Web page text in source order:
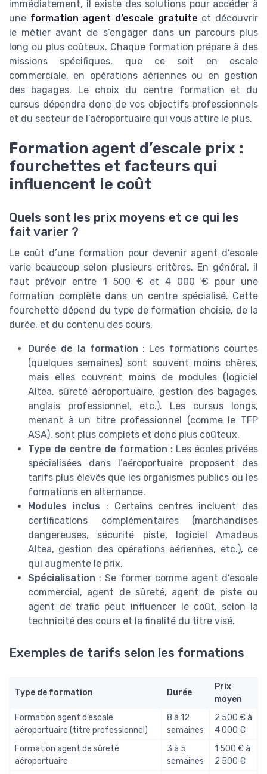
immédiatement, il existe des solutions pour accéder à
une formation agent d’escale gratuite et découvrir
le métier avant de s’engager dans un parcours plus
long ou plus coûteux. Chaque formation prépare à des
missions spécifiques, que ce soit en escale
commerciale, en opérations aériennes ou en gestion
des bagages. Le choix du centre formation et du
cursus dépendra donc de vos objectifs professionnels
et du secteur de l’aéroportuaire qui vous attire le plus.
Formation agent d’escale prix :
fourchettes et facteurs qui
influencent le coût
Quels sont les prix moyens et ce qui les
fait varier ?
Le coût d’une formation pour devenir agent d’escale
varie beaucoup selon plusieurs critères. En général, il
faut prévoir entre 1 500 € et 4 000 € pour une
formation complète dans un centre spécialisé. Cette
fourchette dépend du type de formation choisie, de la
durée, et du contenu des cours.
Durée de la formation : Les formations courtes
(quelques semaines) sont souvent moins chères,
mais elles couvrent moins de modules (logiciel
Altea, sûreté aéroportuaire, gestion des bagages,
anglais professionnel, etc.). Les cursus longs,
menant à un titre professionnel (comme le TFP
ASA), sont plus complets et donc plus coûteux.
Type de centre de formation : Les écoles privées
spécialisées dans l’aéroportuaire proposent des
tarifs plus élevés que les organismes publics ou les
formations en alternance.
Modules inclus : Certains centres incluent des
certifications complémentaires (marchandises
dangereuses, sécurité piste, logiciel Amadeus
Altea, gestion des opérations aériennes, etc.), ce
qui augmente le prix.
Spécialisation : Se former comme agent d’escale
commercial, agent de sûreté, agent de piste ou
agent de trafic peut influencer le coût, selon la
technicité des cours et la finalité du titre visé.
Exemples de tarifs selon les formations
Type de formation Durée
Prix
moyen
Formation agent d’escale
aéroportuaire (titre professionnel)
8 à 12
semaines
2 500 € à
4 000 €
Formation agent de sûreté
aéroportuaire
3 à 5
semaines
1 500 € à
2 500 €